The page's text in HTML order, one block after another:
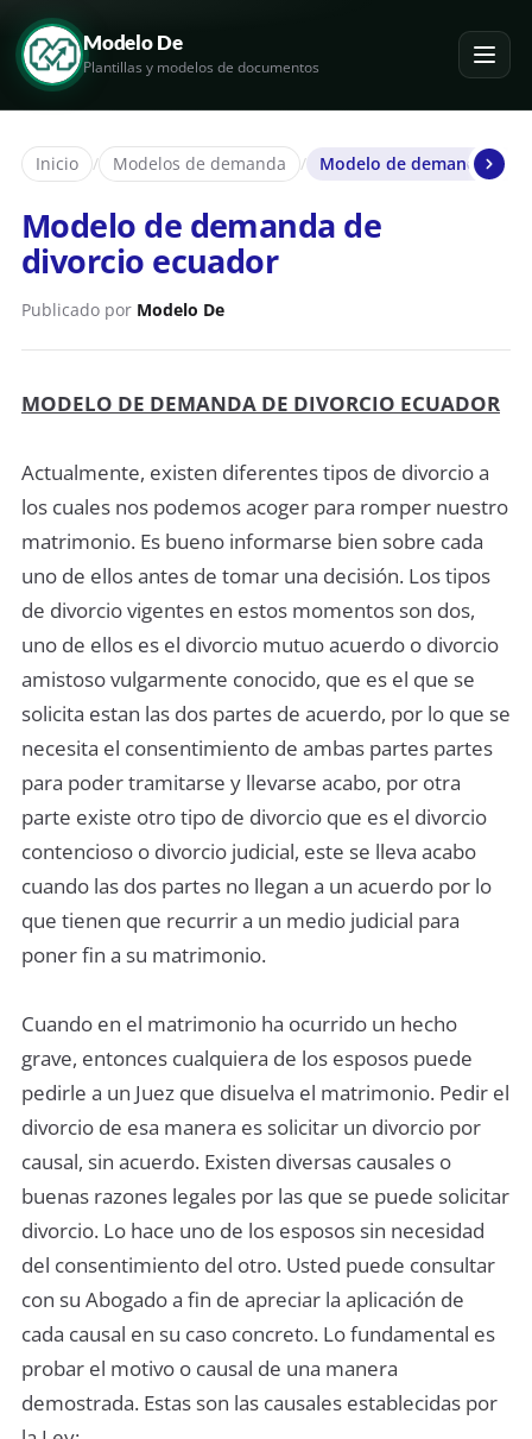
Modelo De
Plantillas y modelos de documentos
Inicio / Modelos de demanda / Modelo de demanda de
Modelo de demanda de
divorcio ecuador
Publicado por Modelo De
MODELO DE DEMANDA DE DIVORCIO ECUADOR
Actualmente, existen diferentes tipos de divorcio a
los cuales nos podemos acoger para romper nuestro
matrimonio. Es bueno informarse bien sobre cada
uno de ellos antes de tomar una decisión. Los tipos
de divorcio vigentes en estos momentos son dos,
uno de ellos es el divorcio mutuo acuerdo o divorcio
amistoso vulgarmente conocido, que es el que se
solicita estan las dos partes de acuerdo, por lo que se
necesita el consentimiento de ambas partes partes
para poder tramitarse y llevarse acabo, por otra
parte existe otro tipo de divorcio que es el divorcio
contencioso o divorcio judicial, este se lleva acabo
cuando las dos partes no llegan a un acuerdo por lo
que tienen que recurrir a un medio judicial para
poner fin a su matrimonio.
Cuando en el matrimonio ha ocurrido un hecho
grave, entonces cualquiera de los esposos puede
pedirle a un Juez que disuelva el matrimonio. Pedir el
divorcio de esa manera es solicitar un divorcio por
causal, sin acuerdo. Existen diversas causales o
buenas razones legales por las que se puede solicitar
divorcio. Lo hace uno de los esposos sin necesidad
del consentimiento del otro. Usted puede consultar
con su Abogado a fin de apreciar la aplicación de
cada causal en su caso concreto. Lo fundamental es
probar el motivo o causal de una manera
demostrada. Estas son las causales establecidas por